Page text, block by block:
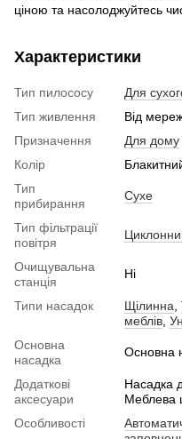
ціною та насолоджуйтесь
Характеристики
Тип пилососу
Для
Тип живлення
Від
Призначення
Для дому
Колір
Тип
прибирання
Сухе
Тип фільтрації
повітря
Очищувальна
станція
Ні
Типи насадок Щілинна
меблів
Основна
насадка
Основна
Додаткові
аксесуари
Насадка
Меблева
Особливості